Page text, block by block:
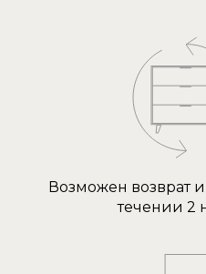
Возможен возврат
течении 2